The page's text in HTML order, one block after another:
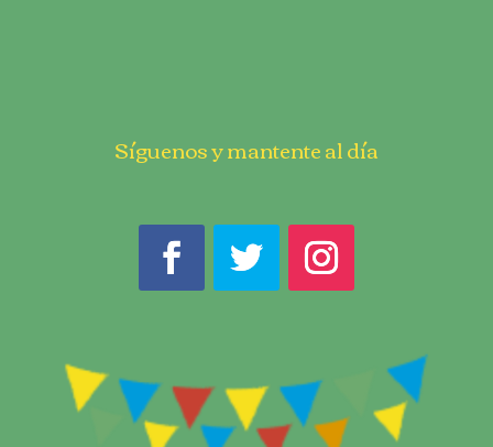
Síguenos y mantente al día